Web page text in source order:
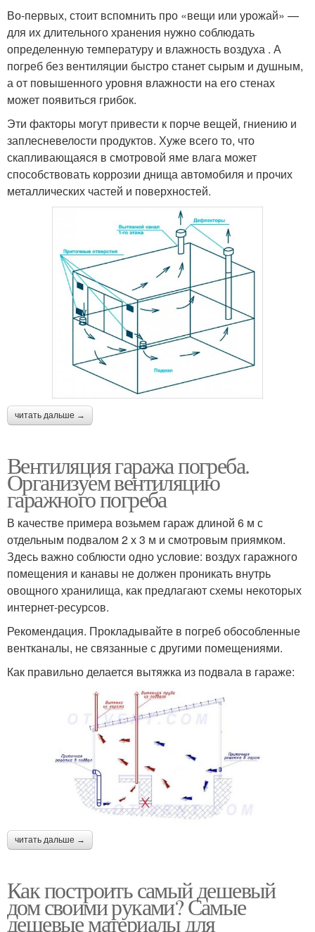
Во-первых, стоит вспомнить про «вещи или урожай» —
для их длительного хранения нужно соблюдать
определенную температуру и влажность воздуха . А
погреб без вентиляции быстро станет сырым и душным,
а от повышенного уровня влажности на его стенах
может появиться грибок.
Эти факторы могут привести к порче вещей, гниению и
заплесневелости продуктов. Хуже всего то, что
скапливающаяся в смотровой яме влага может
способствовать коррозии днища автомобиля и прочих
металлических частей и поверхностей.
читать дальше →
Вентиляция гаража погреба.
Организуем вентиляцию
гаражного погреба
В качестве примера возьмем гараж длиной 6 м с
отдельным подвалом 2 х 3 м и смотровым приямком.
Здесь важно соблюсти одно условие: воздух гаражного
помещения и канавы не должен проникать внутрь
овощного хранилища, как предлагают схемы некоторых
интернет-ресурсов.
Рекомендация. Прокладывайте в погреб обособленные
вентканалы, не связанные с другими помещениями.
Как правильно делается вытяжка из подвала в гараже:
читать дальше →
Как построить самый дешевый
дом своими руками? Самые
дешевые материалы для